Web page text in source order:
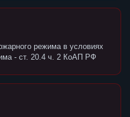
режима в условиях
- ст. 20.4 ч. 2 КоАП РФ